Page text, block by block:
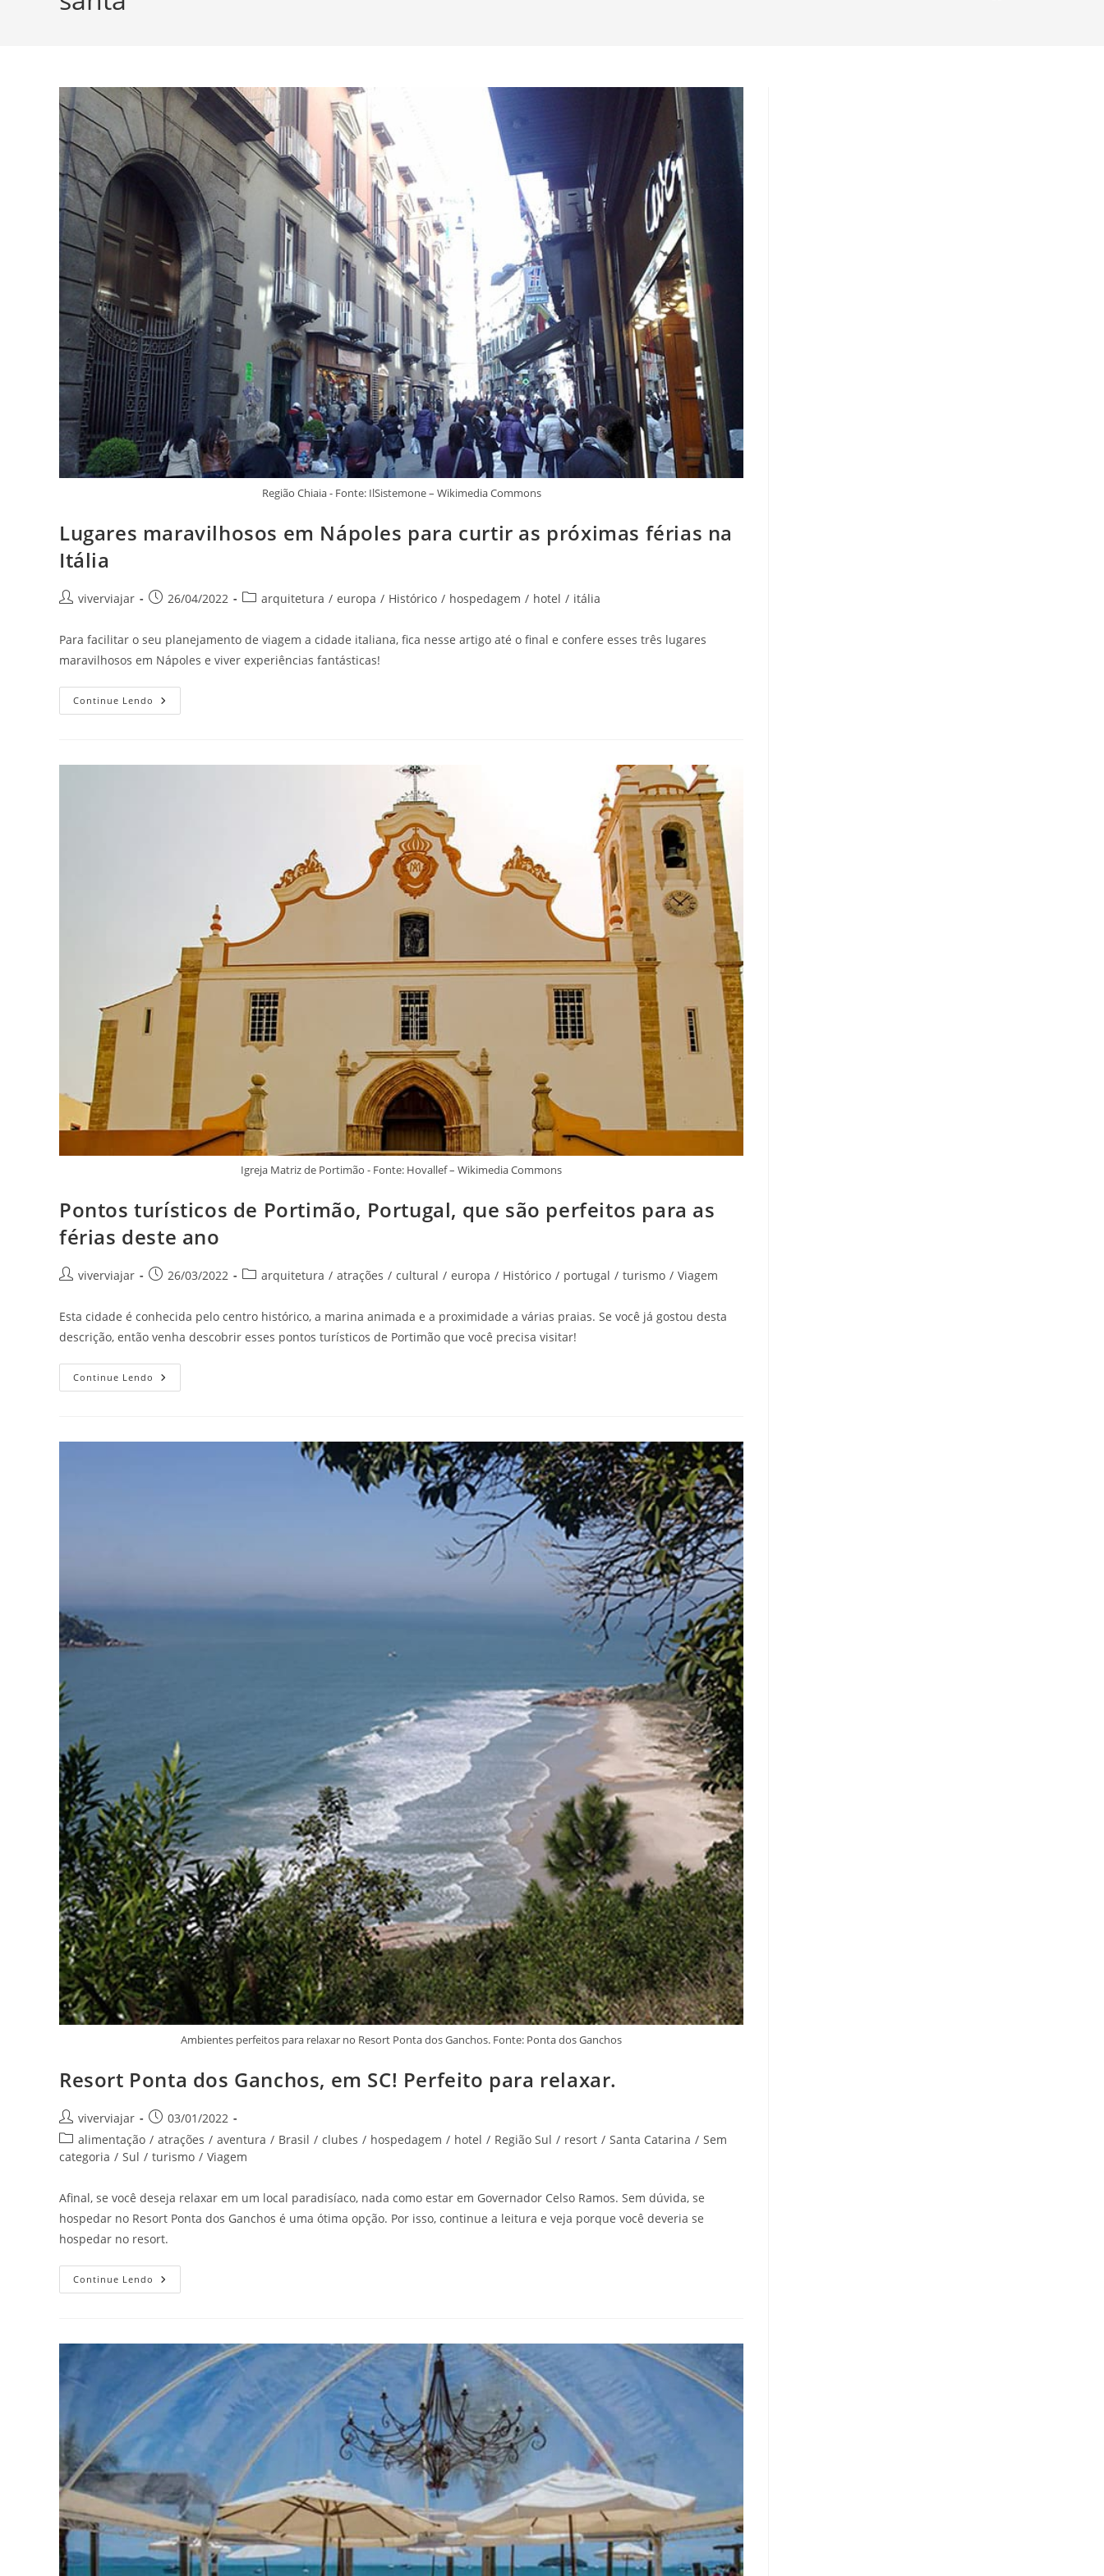
Região Chiaia - Fonte: IlSistemone – Wikimedia Commons
Lugares maravilhosos em Nápoles para curtir as próximas férias na
Itália
Autorviverviajar
Post26/04/2022
Categoria
post:
arquitetura / europa / Histórico / hospedagem / hotel / itália
Para facilitar o seu planejamento de viagem a cidade italiana, fica nesse artigo até o final e confere esses três lugares
maravilhosos em Nápoles e viver experiências fantásticas!
Continue Lendo Lugares
Maravilhosos
As
Igreja Matriz de Portimão - Fonte: Hovallef – Wikimedia Commons
Pontos turísticos de Portimão, Portugal, que são perfeitos para as
férias deste ano
Autor
post:
viverviajar
Post26/03/2022
Categoria
post:
arquitetura / atrações / cultural / europa / Histórico / portugal / turismo / Viagem
Esta cidade é conhecida pelo centro histórico, a marina animada e a proximidade a várias praias. Se você já gostou desta
descrição, então venha descobrir esses pontos turísticos de Portimão que você precisa visitar!
Continue Lendo Pontos
Turísticos
São
Ambientes perfeitos para relaxar no Resort Ponta dos Ganchos. Fonte: Ponta dos Ganchos
Resort Ponta dos Ganchos, em SC! Perfeito para relaxar.
Autor
do
post:
viverviajar
Post
publicado:
03/01/2022
Categoria
do
alimentação / atrações / aventura / Brasil / clubes / hospedagem / hotel / Região Sul / resort / Santa Catarina / Sem
categoria / Sul / turismo / Viagem
Afinal, se você deseja relaxar em um local paradisíaco, nada como estar em Governador Celso Ramos. Sem dúvida, se
hospedar no Resort Ponta dos Ganchos é uma ótima opção. Por isso, continue a leitura e veja porque você deveria se
hospedar no resort.
Continue Lendo Resort
Ponta
Perfeito
Relaxar.